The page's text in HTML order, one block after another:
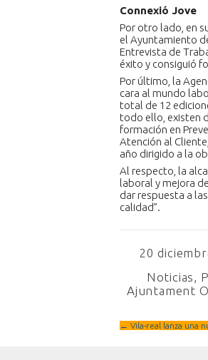
Connexió Jove
Por otro lado, en
el Ayuntamiento
Entrevista de
éxito y consiguió
Por último, la
cara al mundo
total de 12
todo ello, existen
formación en
Atención al
año dirigido a la
Al respecto, la
laboral y mejora
dar respuesta a
calidad”.
20
Noticias,
Ajuntament
← Vila-real lanza una